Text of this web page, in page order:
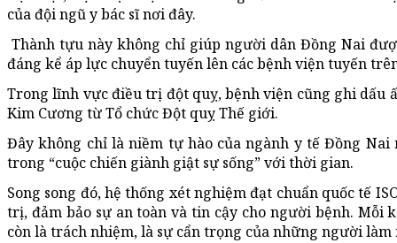
của đội ngũ y bác sĩ nơi đây.
Thành tựu này không chỉ giúp người dân Đồng Nai
đáng kể áp lực chuyển tuyến lên các bệnh viện tuyến
Trong lĩnh vực điều trị đột quỵ, bệnh viện cũng ghi dấu
Kim Cương từ Tổ chức Đột quỵ Thế giới.
Đây không chỉ là niềm tự hào của ngành y tế Đồng
trong “cuộc chiến giành giật sự sống” với thời gian.
Song song đó, hệ thống xét nghiệm đạt chuẩn quốc tế
trị, đảm bảo sự an toàn và tin cậy cho người bệnh. Mỗi
còn là trách nhiệm, là sự cẩn trọng của những người